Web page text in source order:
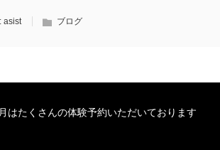
asist ブログ
はたくさんの体験予約いただいております